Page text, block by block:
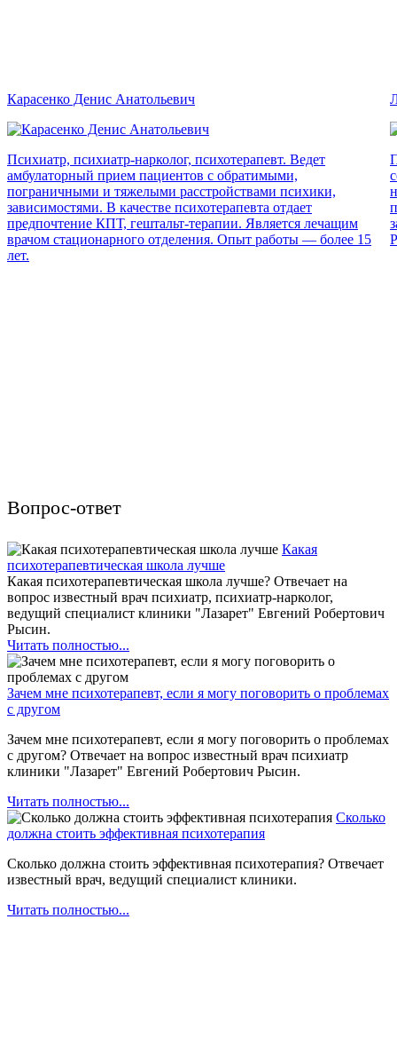
Карасенко Денис Анатольевич
Психиатр, психиатр-нарколог, психотерапевт. Ведет
амбулаторный прием пациентов с обратимыми,
пограничными и тяжелыми расстройствами психики,
зависимостями. В качестве психотерапевта отдает
предпочтение КПТ, гештальт-терапии. Является лечащим
врачом стационарного отделения. Опыт работы — более 15
лет.
Вопрос-ответ
Какая
психотерапевтическая школа лучше
Какая психотерапевтическая школа лучше? Отвечает на
вопрос известный врач психиатр, психиатр-нарколог,
ведущий специалист клиники "Лазарет" Евгений Робертович
Рысин.
Читать полностью...
Зачем мне психотерапевт, если я могу поговорить о проблемах
с другом
Зачем мне психотерапевт, если я могу поговорить о проблемах
с другом? Отвечает на вопрос известный врач психиатр
клиники "Лазарет" Евгений Робертович Рысин.
Читать полностью...
Сколько
должна стоить эффективная психотерапия
Сколько должна стоить эффективная психотерапия? Отвечает
известный врач, ведущий специалист клиники.
Читать полностью...